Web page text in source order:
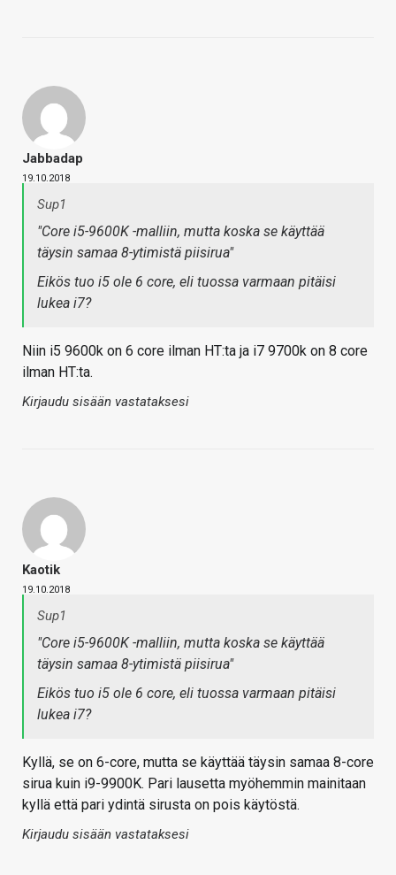
Jabbadap
19.10.2018
Sup1
"Core i5-9600K -malliin, mutta koska se käyttää
täysin samaa 8-ytimistä piisirua"
Eikös tuo i5 ole 6 core, eli tuossa varmaan pitäisi
lukea i7?
Niin i5 9600k on 6 core ilman HT:ta ja i7 9700k on 8 core
ilman HT:ta.
Kirjaudu sisään vastataksesi
Kaotik
19.10.2018
Sup1
"Core i5-9600K -malliin, mutta koska se käyttää
täysin samaa 8-ytimistä piisirua"
Eikös tuo i5 ole 6 core, eli tuossa varmaan pitäisi
lukea i7?
Kyllä, se on 6-core, mutta se käyttää täysin samaa 8-core
sirua kuin i9-9900K. Pari lausetta myöhemmin mainitaan
kyllä että pari ydintä sirusta on pois käytöstä.
Kirjaudu sisään vastataksesi